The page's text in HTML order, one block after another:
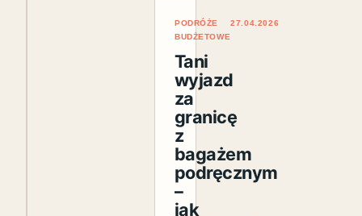
PODRÓŻE
BUDŻETOWE
27.04.2026
Tani
wyjazd
za
granicę
z
bagażem
podręcznym
–
jak